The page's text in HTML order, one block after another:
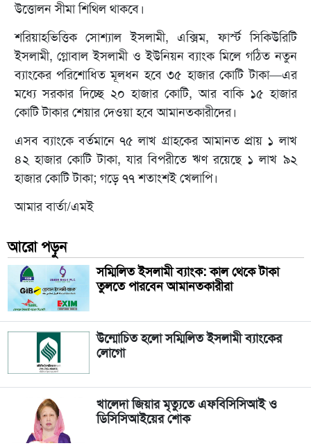
উত্তোলন সীমা শিথিল থাকবে।
শরিয়াহভিত্তিক সোশ্যাল ইসলামী, এক্সিম, ফার্স্ট সিকিউরিটি
ইসলামী, গ্লোবাল ইসলামী ও ইউনিয়ন ব্যাংক মিলে গঠিত নতুন
ব্যাংকের পরিশোধিত মূলধন হবে ৩৫ হাজার কোটি টাকা—এর
মধ্যে সরকার দিচ্ছে ২০ হাজার কোটি, আর বাকি ১৫ হাজার
কোটি টাকার শেয়ার দেওয়া হবে আমানতকারীদের।
এসব ব্যাংকে বর্তমানে ৭৫ লাখ গ্রাহকের আমানত প্রায় ১ লাখ
৪২ হাজার কোটি টাকা, যার বিপরীতে ঋণ রয়েছে ১ লাখ ৯২
হাজার কোটি টাকা; গড়ে ৭৭ শতাংশই খেলাপি।
আমার বার্তা/এমই
আরো পড়ুন
সম্মিলিত ইসলামী ব্যাংক: কাল থেকে টাকা
তুলতে পারবেন আমানতকারীরা
উন্মোচিত হলো সম্মিলিত ইসলামী ব্যাংকের
লোগো
খালেদা জিয়ার মৃত্যুতে এফবিসিসিআই ও
ডিসিসিআইয়ের শোক